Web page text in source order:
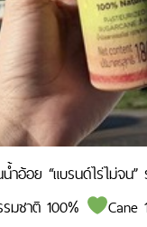
ำอ้อย “แบรนด์ไร่ไม่จ
มชาติ 100% Cane